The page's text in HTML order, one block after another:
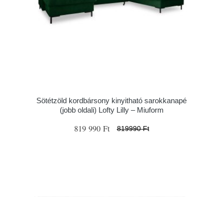
Sötétzöld kordbársony kinyitható sarokkanapé
(jobb oldali) Lofty Lilly – Miuform
819 990 Ft 819990 Ft